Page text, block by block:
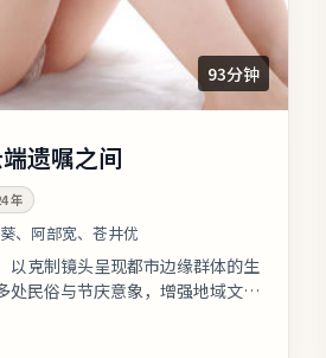
93分钟
遗嘱之间
年
、阿部宽、苍井优
以克制镜头呈现都市边缘群体的生
处民俗与节庆意象，增强地域文化
遗嘱之间》是...